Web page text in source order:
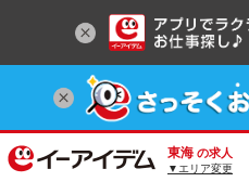
東海 の求人
▼エリア変更